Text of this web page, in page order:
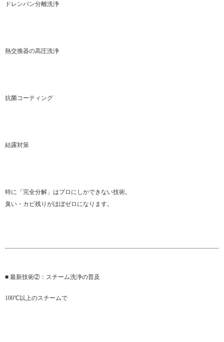
ドレンパン分離洗浄
熱交換器の高圧洗浄
抗菌コーティング
結露対策
特に「完全分解」はプロにしかできない技術。
臭い・カビ残りがほぼゼロになります。
■ 最新技術②：スチーム洗浄の普及
100℃以上のスチームで